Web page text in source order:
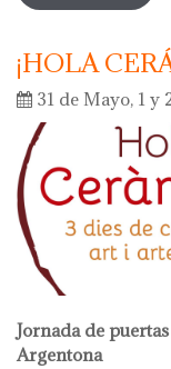
font
¡HOLA
31 de Mayo, 1 y
Jornada de
Argentona